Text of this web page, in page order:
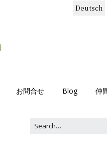
Deutsch
お問合せ Blog 仲